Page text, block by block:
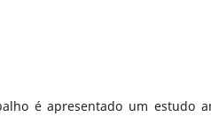
é apresentado um estudo